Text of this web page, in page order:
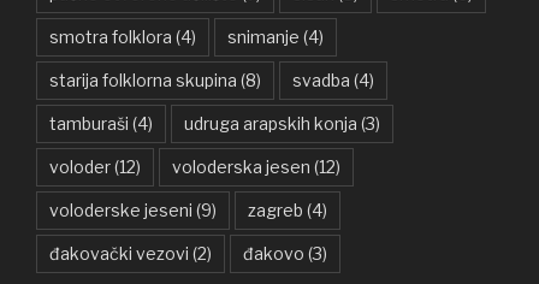
smotra folklora (4) snimanje (4)
starija folklorna skupina (8) svadba (4)
tamburaši (4) udruga arapskih konja (3)
voloder(12) voloderska jesen (12)
voloderske jeseni (9) zagreb (4)
đakovački vezovi (2) đakovo (3)